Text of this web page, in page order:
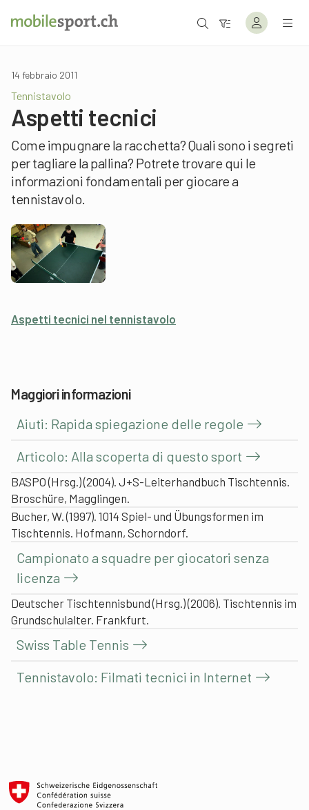
14 febbraio 2011
Tennistavolo
Aspetti tecnici
Come impugnare la racchetta? Quali sono i segreti
per tagliare la pallina? Potrete trovare qui le
informazioni fondamentali per giocare a
tennistavolo.
Aspetti tecnici nel tennistavolo
Maggiori informazioni
Aiuti: Rapida spiegazione delle regole
Articolo: Alla scoperta di questo sport
BASPO (Hrsg.) (2004). J+S-Leiterhandbuch Tischtennis.
Broschüre, Magglingen.
Bucher, W. (1997). 1014 Spiel- und Übungsformen im
Tischtennis. Hofmann, Schorndorf.
Campionato a squadre per giocatori senza
licenza
Deutscher Tischtennisbund (Hrsg.) (2006). Tischtennis im
Grundschulalter. Frankfurt.
Swiss Table Tennis
Tennistavolo: Filmati tecnici in Internet